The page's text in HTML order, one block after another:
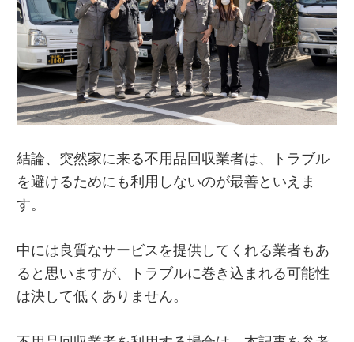
結論、突然家に来る不用品回収業者は、トラブル
を避けるためにも利用しないのが最善といえま
す。
中には良質なサービスを提供してくれる業者もあ
ると思いますが、トラブルに巻き込まれる可能性
は決して低くありません。